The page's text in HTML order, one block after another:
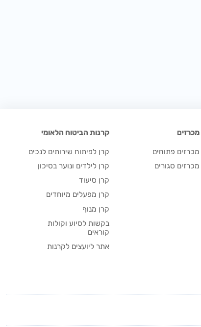
מכרזים
מכרזים פתוחים
מכרזים סגורים
קרנות הביטוח הלאומי
קרן לפיתוח שירותים לנכים
קרן לילדים ונוער בסיכון
קרן סיעוד
קרן מפעלים מיוחדים
קרן מנוף
בקשות לסיוע וקולות
קוראים
אתר ליועצים לקרנות